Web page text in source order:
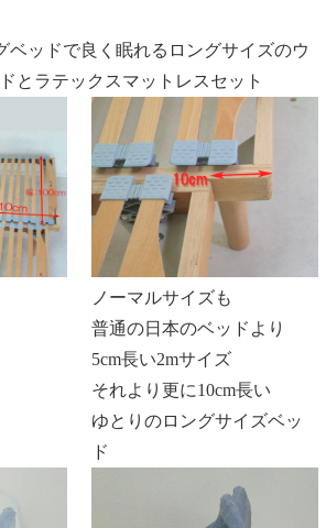
ベッドで良く眠れるロングサイズのウ
とラテックスマットレスセット
ノーマルサイズも
普通の日本のベッドより
5cm長い2mサイズ
それより更に10cm長い
ゆとりのロングサイズベッ
ド